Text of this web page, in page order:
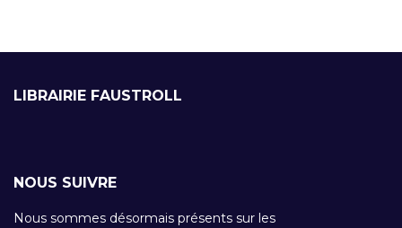
LIBRAIRIE FAUSTROLL
NOUS SUIVRE
Nous sommes désormais présents sur les